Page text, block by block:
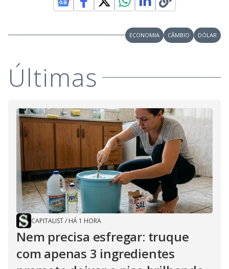
ECONOMIA CÂMBIO DÓLAR
Últimas
CAPITALIST/ HÁ 1 HORA
Nem precisa esfregar: truque
com apenas 3 ingredientes